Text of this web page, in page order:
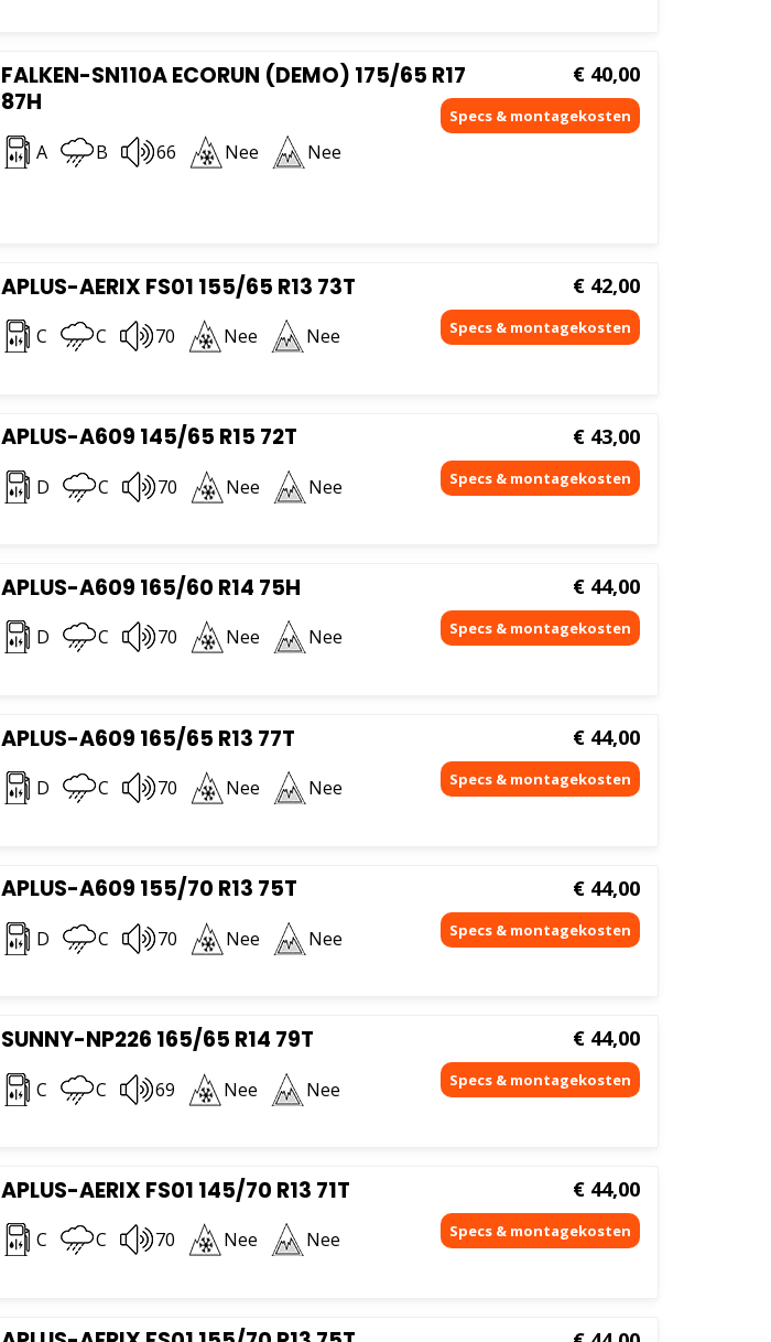
FALKEN-SN110A ECORUN (DEMO) 175/65 R17
87H
A B 66 Nee Nee
€ 40,00
APLUS-AERIX FS01 155/65 R13 73T
C C 70 Nee Nee
€ 42,00
APLUS-A609 145/65 R15 72T
D C 70 Nee Nee
€ 43,00
APLUS-A609 165/60 R14 75H
D C 70 Nee Nee
€ 44,00
APLUS-A609 165/65 R13 77T
D C 70 Nee Nee
€ 44,00
APLUS-A609 155/70 R13 75T
D C 70 Nee Nee
€ 44,00
SUNNY-NP226 165/65 R14 79T
C C 69 Nee Nee
€ 44,00
APLUS-AERIX FS01 145/70 R13 71T
C C 70 Nee Nee
€ 44,00